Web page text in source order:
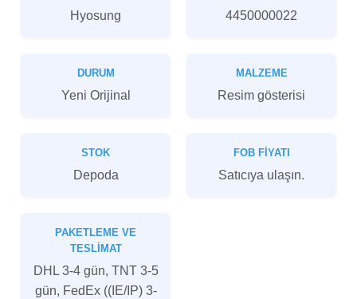
Hyosung 4450000022
DURUM
Yeni Orijinal
MALZEME
Resim gösterisi
STOK
Depoda
FOB FIYATI
Satıcıya ulaşın.
PAKETLEME VE
TESLIMAT
DHL 3-4 gün, TNT 3-5
gün, FedEx ((IE/IP) 3-